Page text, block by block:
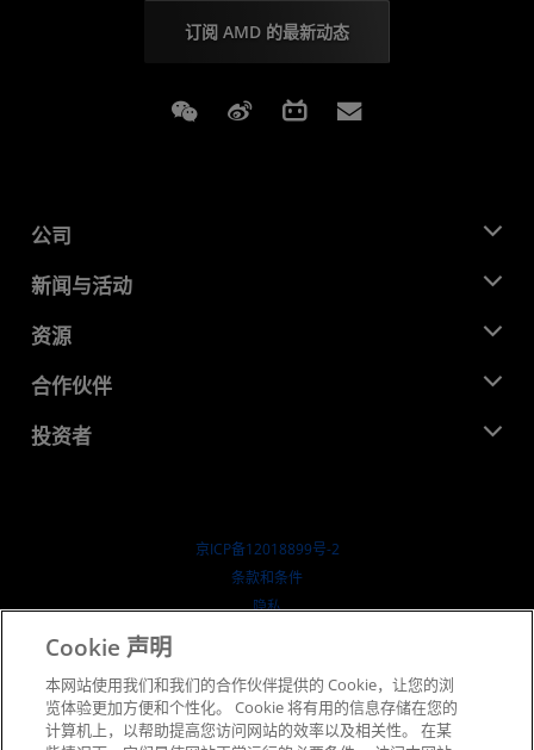
订阅 AMD 的最新动态
Weixin Weibo Bilibili
公司
关于 AMD
企业责任
就业机会
联系我们
新闻与活动
新闻中心
媒体库
资源
开发中心
成功案例
合作伙伴
AMD 合作伙伴中心
投资者
京ICP备12018899号-2
​条款和条件
隐私
公开公平竞争
英国税收策略
Cookie 声明
本网站使用我们和我们的合作伙伴提供的 Cookie，让您的浏
览体验更加方便和个性化。 Cookie 将有用的信息存储在您的
计算机上，以帮助提高您访问网站的效率以及相关性。 在某